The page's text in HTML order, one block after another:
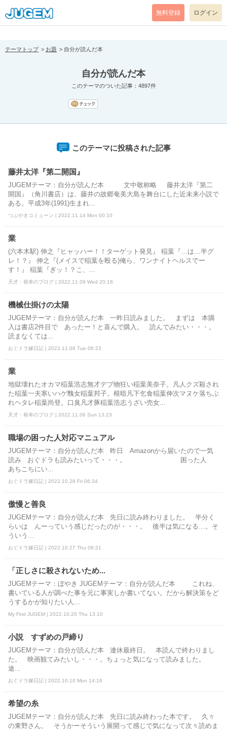
[pear_error: message="Success" code=0 mode=return level=notice
prefix="" info=""]
無料登録 ログイン
テーマトップ お題 自分が読んだ本
自分が読んだ本
このテーマのついた記事：4897件
このテーマに投稿された記事
藤井太洋『第二開国』
JUGEMテーマ：自分が読んだ本 文中敬称略 藤井太洋『第二
開国』（角川書店）は、藤井の故郷奄美大島を舞台にした近未来小説で
ある。平成3年(1991)生まれ...
つぶやきコミューン | 2022.11.14 Mon 00:10
業
(六本木駅) 伸之『ヒャッハー！！ターゲット発見』 稲葉『…は…半グ
レ！？』 伸之『(メイスで稲葉を殴る)俺ら、ワンナイトヘルスでー
す！』 稲葉『ぎッ！？こ、...
天才・裕幸のブログ | 2022.11.09 Wed 20:18
機械仕掛けの太陽
JUGEMテーマ：自分が読んだ本 一昨日読みました。 まずは 本購
入は書店2件目で あったー！と喜んで購入。 読んでみたい・・・。
読まなくては...
おぐドラ嫁日記 | 2022.11.08 Tue 06:23
業
地獄壊れたオカマ稲葉浩志無才デブ物狂い稲葉美奈子。凡人クズ殺され
た稲葉一夫寒いハゲ醜女稲葉邦子。根暗凡下乞食稲葉伸次マヌケ落ちぶ
れヘタレ稲葉尚登。口臭凡才豚稲葉浩志うざい売女...
天才・裕幸のブログ | 2022.11.06 Sun 13:23
職場の困った人対応マニュアル
JUGEMテーマ：自分が読んだ本 昨日 Amazonから届いたので一気
読み おぐドラも読みたいって・・・。 困った人
あちこちにい...
おぐドラ嫁日記 | 2022.10.28 Fri 06:34
傲慢と善良
JUGEMテーマ：自分が読んだ本 先日に読み終わりました。 半分く
らいは んーっていう感じだったのが・・・。 後半は気になる…。そ
ういう...
おぐドラ嫁日記 | 2022.10.27 Thu 06:21
「正しさに殺されないため...
JUGEMテーマ：ぼやき JUGEMテーマ：自分が読んだ本 これね、
書いている人が調べた事を元に事実しか書いてない。だから解決策をど
うするかが知りたい人...
My First JUGEM | 2022.10.20 Thu 13:10
小説 すずめの戸締り
JUGEMテーマ：自分が読んだ本 連休最終日。 本読んで終わりまし
た。 映画観てみたいし・・・。ちょっと気になって読みました。
途...
おぐドラ嫁日記 | 2022.10.10 Mon 14:16
希望の糸
JUGEMテーマ：自分が読んだ本 先日に読み終わった本です。 久々
の東野さん。 そうかーそういう展開って感じで気になって次々読めま